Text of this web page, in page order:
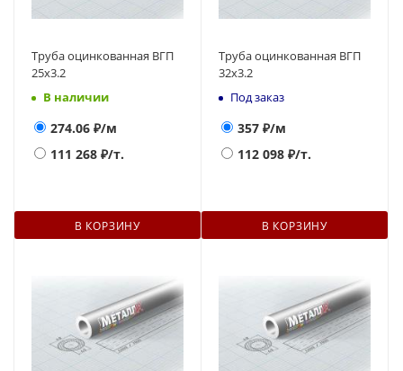
Труба оцинкованная ВГП
25x3.2
В наличии
274.06 ₽/м
111 268 ₽/т.
В КОРЗИНУ
Труба оцинкованная ВГП
32x3.2
Под заказ
357 ₽/м
112 098 ₽/т.
В КОРЗИНУ